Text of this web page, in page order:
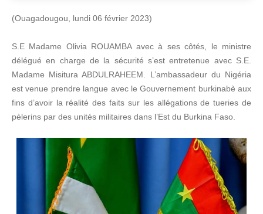
(Ouagadougou, lundi 06 février 2023)
S.E Madame Olivia ROUAMBA avec à ses côtés, le ministre
délégué en charge de la sécurité s’est entretenue avec S.E.
Madame Misitura ABDULRAHEEM. L’ambassadeur du Nigéria
est venue prendre langue avec le Gouvernement burkinabè aux
fins d’avoir la réalité des faits sur les allégations de tueries de
pèlerins par des unités militaires dans l’Est du Burkina Faso.